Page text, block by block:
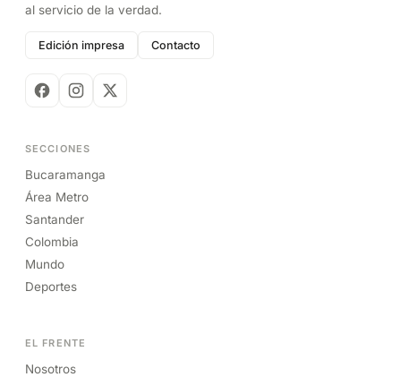
al servicio de la verdad.
Edición impresa Contacto
SECCIONES
Bucaramanga
Área Metro
Santander
Colombia
Mundo
Deportes
EL FRENTE
Nosotros